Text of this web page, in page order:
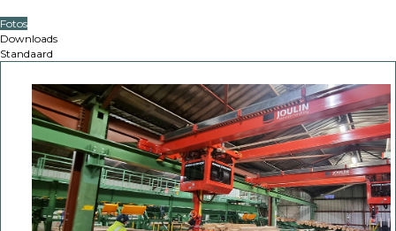
Fotos
Downloads
Standaard